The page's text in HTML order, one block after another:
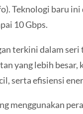
Teknologi baru
10 Gbps.
terkini dalam
yang lebih
serta efisiensi
menggunakan